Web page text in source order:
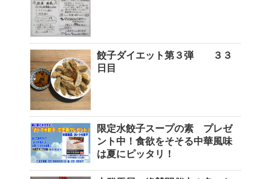
餃子ダイエット第３弾 ３３
日目
限定水餃子スープの素 プレゼ
ント中！食欲をそそる中華風味
は夏にピッタリ！